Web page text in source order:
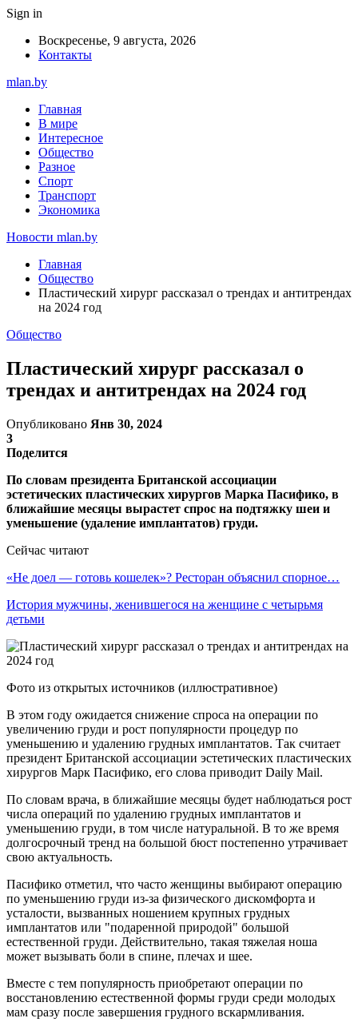
Sign in
Воскресенье, 9 августа, 2026
Контакты
mlan.by
Главная
В мире
Интересное
Общество
Разное
Спорт
Транспорт
Экономика
Новости mlan.by
Главная
Общество
Пластический хирург рассказал о трендах и антитрендах
на 2024 год
Общество
Пластический хирург рассказал о
трендах и антитрендах на 2024 год
Опубликовано Янв 30, 2024
3
Поделится
По словам президента Британской ассоциации
эстетических пластических хирургов Марка Пасифико, в
ближайшие месяцы вырастет спрос на подтяжку шеи и
уменьшение (удаление имплантатов) груди.
Сейчас читают
«Не доел — готовь кошелек»? Ресторан объяснил спорное…
История мужчины, женившегося на женщине с четырьмя
детьми
Фото из открытых источников (иллюстративное)
В этом году ожидается снижение спроса на операции по
увеличению груди и рост популярности процедур по
уменьшению и удалению грудных имплантатов. Так считает
президент Британской ассоциации эстетических пластических
хирургов Марк Пасифико, его слова приводит Daily Mail.
По словам врача, в ближайшие месяцы будет наблюдаться рост
числа операций по удалению грудных имплантатов и
уменьшению груди, в том числе натуральной. В то же время
долгосрочный тренд на большой бюст постепенно утрачивает
свою актуальность.
Пасифико отметил, что часто женщины выбирают операцию
по уменьшению груди из-за физического дискомфорта и
усталости, вызванных ношением крупных грудных
имплантатов или "подаренной природой" большой
естественной груди. Действительно, такая тяжелая ноша
может вызывать боли в спине, плечах и шее.
Вместе с тем популярность приобретают операции по
восстановлению естественной формы груди среди молодых
мам сразу после завершения грудного вскармливания.